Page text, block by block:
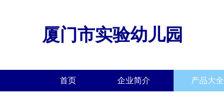
厦门市实验幼儿园
首页 企业简介 产品大全